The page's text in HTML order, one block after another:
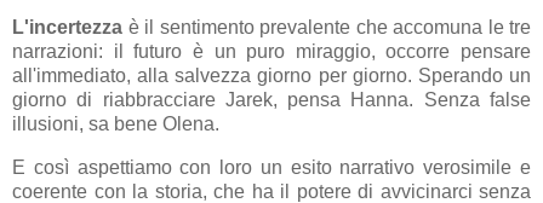
L'incertezza è il sentimento prevalente che accomuna le tre
narrazioni: il futuro è un puro miraggio, occorre pensare
all'immediato, alla salvezza giorno per giorno. Sperando un
giorno di riabbracciare Jarek, pensa Hanna. Senza false
illusioni, sa bene Olena.
E così aspettiamo con loro un esito narrativo verosimile e
coerente con la storia, che ha il potere di avvicinarci senza